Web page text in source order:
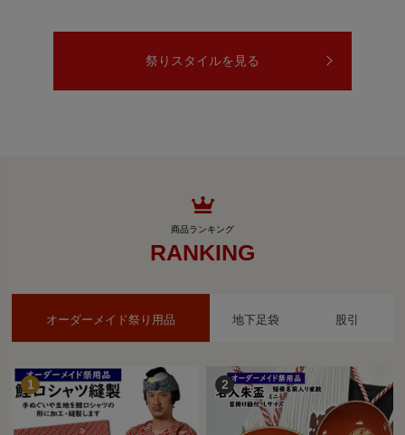
祭りスタイルを見る
RANKING
オーダーメイド祭り用品 地下足袋 股引